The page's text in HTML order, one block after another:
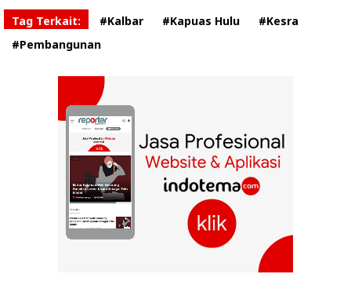
Tag Terkait: #Kalbar #Kapuas Hulu
#Kesra
#Pembangunan